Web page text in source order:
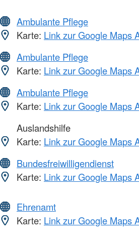
Ambulante Pflege
Karte: Link zur Google Maps
Ambulante Pflege
Karte: Link zur Google Maps
Ambulante Pflege
Karte: Link zur Google Maps
Auslandshilfe
Karte: Link zur Google Maps
Bundesfreiwilligendienst
Karte: Link zur Google Maps
Ehrenamt
Karte: Link zur Google Maps